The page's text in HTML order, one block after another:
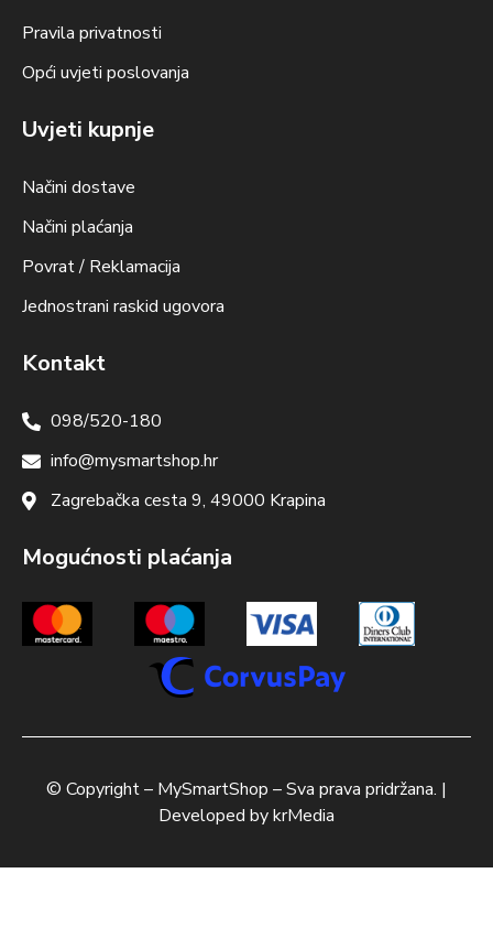
Pravila privatnosti
Opći uvjeti poslovanja
Uvjeti kupnje
Načini dostave
Načini plaćanja
Povrat / Reklamacija
Jednostrani raskid ugovora
Kontakt
098/520-180
info@mysmartshop.hr
Zagrebačka cesta 9, 49000 Krapina
Mogućnosti plaćanja
© Copyright – MySmartShop – Sva prava pridržana. |
Developed bykrMedia